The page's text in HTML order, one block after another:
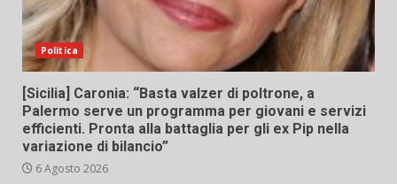
Politica
[Sicilia] Caronia: “Basta valzer di poltrone, a
Palermo serve un programma per giovani e servizi
efficienti. Pronta alla battaglia per gli ex Pip nella
variazione di bilancio”
6 Agosto 2026